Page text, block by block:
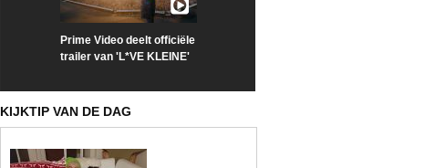
Prime Video deelt officiële
trailer van 'L*VE KLEINE'
KIJKTIP VAN DE DAG